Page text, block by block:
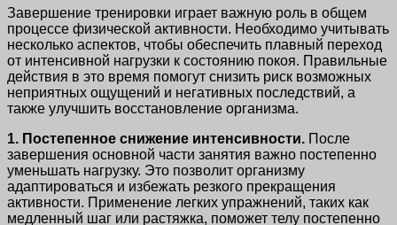
Завершение тренировки играет важную роль в общем
процессе физической активности. Необходимо учитывать
несколько аспектов, чтобы обеспечить плавный переход
от интенсивной нагрузки к состоянию покоя. Правильные
действия в это время помогут снизить риск возможных
неприятных ощущений и негативных последствий, а
также улучшить восстановление организма.
1. Постепенное снижение интенсивности. После
завершения основной части занятия важно постепенно
уменьшать нагрузку. Это позволит организму
адаптироваться и избежать резкого прекращения
активности. Применение легких упражнений, таких как
медленный шаг или растяжка, поможет телу постепенно